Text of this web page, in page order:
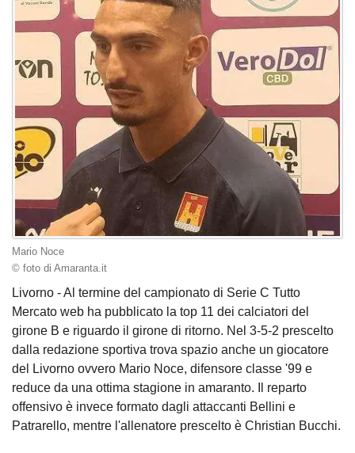
Mario Noce
© foto di Amaranta.it
Livorno - Al termine del campionato di Serie C Tutto
Mercato web ha pubblicato la top 11 dei calciatori del
girone B e riguardo il girone di ritorno. Nel 3-5-2 prescelto
dalla redazione sportiva trova spazio anche un giocatore
del Livorno ovvero Mario Noce, difensore classe '99 e
reduce da una ottima stagione in amaranto. Il reparto
offensivo è invece formato dagli attaccanti Bellini e
Patrarello, mentre l'allenatore prescelto è Christian Bucchi.